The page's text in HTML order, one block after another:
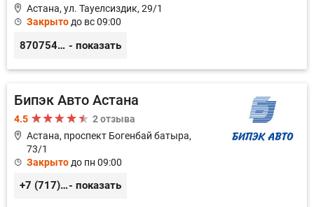
Астана, ул. Тауелсиздик, 29/1
Закрытодо вс 09:00
87075457500 - показать
Бипэк Авто Астана
4.5
2 отзыва
Астана, проспект Богенбай батыра,
73/1
Закрыто до пн 09:00
+7 (717) 222-69-66- показать